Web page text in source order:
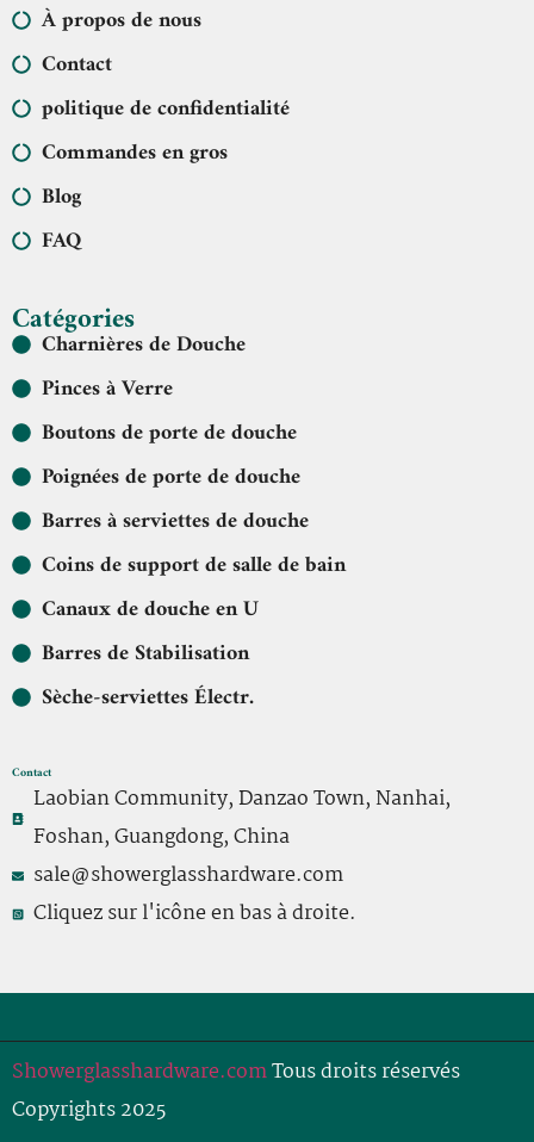
À propos de nous
Contact
politique de confidentialité
Commandes en gros
Blog
FAQ
Catégories
Charnières de Douche
Pinces à Verre
Boutons de porte de douche
Poignées de porte de douche
Barres à serviettes de douche
Coins de support de salle de bain
Canaux de douche en U
Barres de Stabilisation
Sèche-serviettes Électr.
Contact
Laobian Community, Danzao Town, Nanhai,
Foshan, Guangdong, China
sale@showerglasshardware.com
Cliquez sur l'icône en bas à droite.
Showerglasshardware.comTous droits réservés
Copyrights 2025